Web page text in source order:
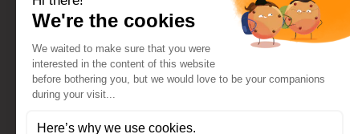
VÕTA MEIEGA ÜHENDUST
Kes Me